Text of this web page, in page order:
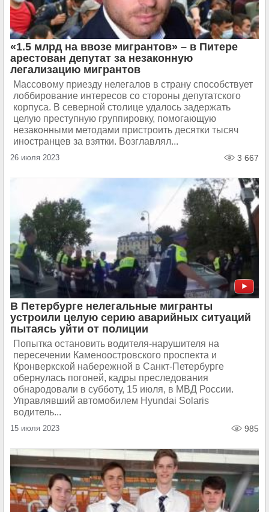
«1.5 млрд на ввозе мигрантов» – в Питере
арестован депутат за незаконную
легализацию мигрантов
Массовому приезду нелегалов в страну способствует
лоббирование интересов со стороны депутатского
корпуса. В северной столице удалось задержать
целую преступную группировку, помогающую
незаконными методами пристроить десятки тысяч
иностранцев за взятки. Возглавлял...
26 июля 2023 3 667
В Петербурге нелегальные мигранты
устроили целую серию аварийных ситуаций
пытаясь уйти от полиции
Попытка остановить водителя-нарушителя на
пересечении Каменоостровского проспекта и
Кронверкской набережной в Санкт-Петербурге
обернулась погоней, кадры преследования
обнародовали в субботу, 15 июля, в МВД России.
Управлявший автомобилем Hyundai Solaris
водитель...
15 июля 2023 985